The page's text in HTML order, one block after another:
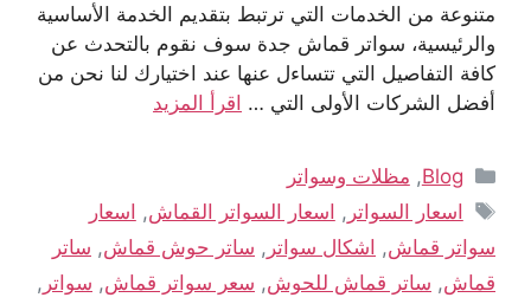
متنوعة من الخدمات التي ترتبط بتقديم الخدمة الأساسية
والرئيسية، سواتر قماش جدة سوف نقوم بالتحدث عن
كافة التفاصيل التي تتساءل عنها عند اختيارك لنا نحن من
أفضل الشركات الأولى التي … اقرأ المزيد
Blog
, مظلات وسواتر
اسعار السواتر , اسعار السواتر القماش, اسعار
سواتر قماش, اشكال سواتر , ساتر حوش قماش, ساتر
قماش, ساتر قماش للحوش, سعر سواتر قماش, سواتر ,